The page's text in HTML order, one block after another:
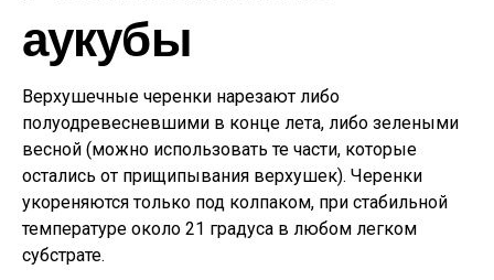
аукубы
Верхушечные черенки нарезают либо
полуодревесневшими в конце лета, либо зелеными
весной (можно использовать те части, которые
остались от прищипывания верхушек). Черенки
укореняются только под колпаком, при стабильной
температуре около 21 градуса в любом легком
субстрате.